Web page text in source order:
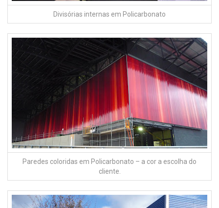
Divisórias internas em Policarbonato
Paredes coloridas em Policarbonato – a cor a escolha do
cliente.